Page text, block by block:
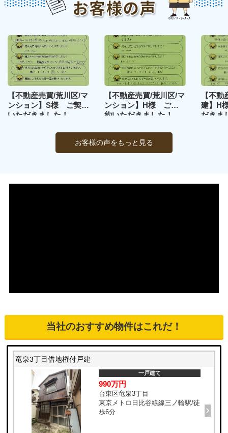
お客様の声をもっと見る
当社のおすすめ物件はこれだ！
一戸建て
990万円
台東区竜泉3丁目
東京メトロ日比谷線線三ノ輪駅/徒
歩6分
竜泉3丁目借地権付戸建